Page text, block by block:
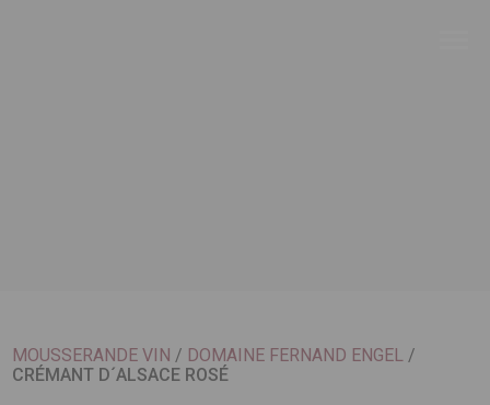
MOUSSERANDE VIN / DOMAINE FERNAND ENGEL /
CRÉMANT D´ALSACE ROSÉ